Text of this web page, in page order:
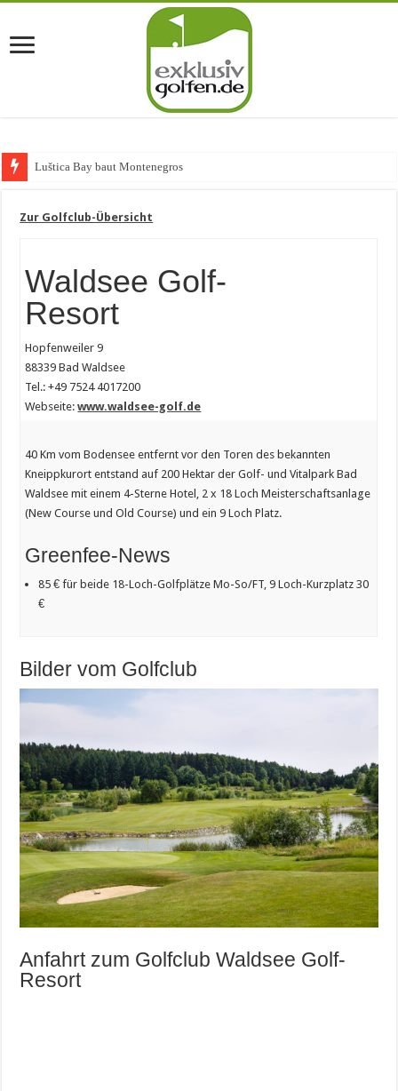
Luštica Bay baut Montenegros erste G
Zur Golfclub-Übersicht
Waldsee Golf-
Resort
Hopfenweiler 9
88339 Bad Waldsee
Tel.: +49 7524 4017200
Webseite:www.waldsee-golf.de
40 Km vom Bodensee entfernt vor den Toren des bekannten
Kneippkurort entstand auf 200 Hektar der Golf- und Vitalpark Bad
Waldsee mit einem 4-Sterne Hotel, 2 x 18 Loch Meisterschaftsanlage
(New Course und Old Course) und ein 9 Loch Platz.
Greenfee-News
85 € für beide 18-Loch-Golfplätze Mo-So/FT, 9 Loch-Kurzplatz 30
€
Bilder vom Golfclub
Anfahrt zum Golfclub Waldsee Golf-
Resort